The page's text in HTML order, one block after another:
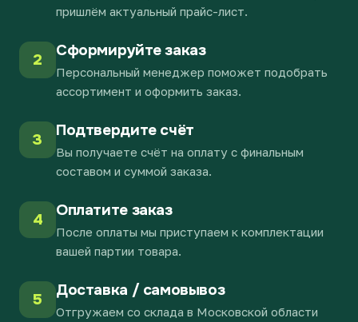
пришлём актуальный прайс-лист.
2 Сформируйте заказ
Персональный менеджер поможет подобрать
ассортимент и оформить заказ.
3 Подтвердите счёт
Вы получаете счёт на оплату с финальным
составом и суммой заказа.
4 Оплатите заказ
После оплаты мы приступаем к комплектации
вашей партии товара.
5 Доставка / самовывоз
Отгружаем со склада в Московской области